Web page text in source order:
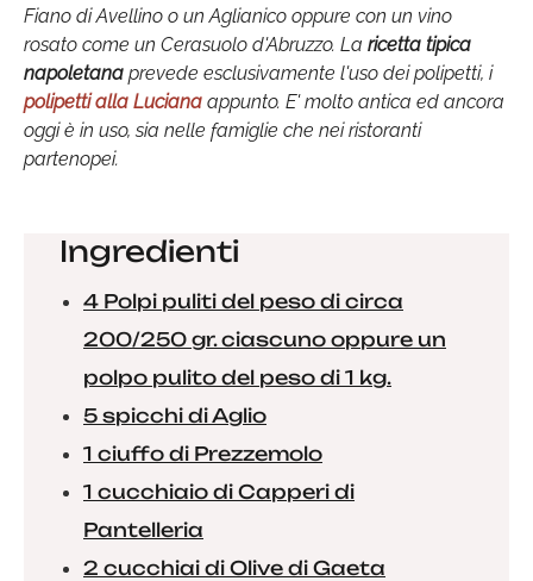
Fiano di Avellino o un Aglianico oppure con un vino
rosato come un Cerasuolo d'Abruzzo. La ricetta tipica
napoletana prevede esclusivamente l'uso dei polipetti, i
polipetti alla Luciana appunto. E' molto antica ed ancora
oggi è in uso, sia nelle famiglie che nei ristoranti
partenopei.
Ingredienti
4 Polpi puliti del peso di circa
200/250 gr. ciascuno oppure un
polpo pulito del peso di 1 kg.
5 spicchi di Aglio
1 ciuffo di Prezzemolo
1 cucchiaio di Capperi di
Pantelleria
2 cucchiai di Olive di Gaeta